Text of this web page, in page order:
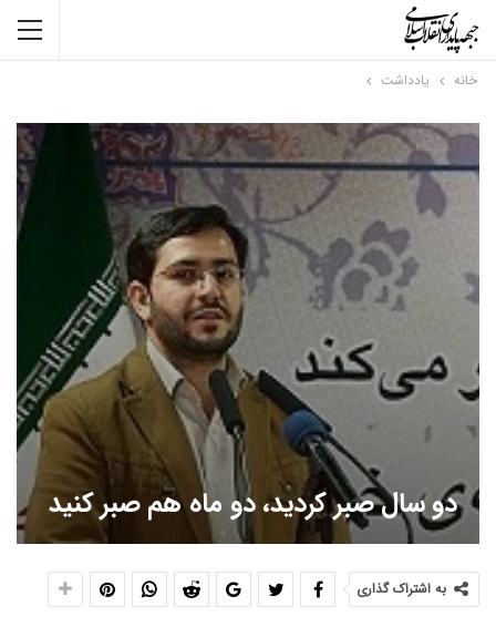
خانه یادداشت
دو سال صبر کردید، دو ماه هم صبر کنید
به اشتراک گذاری